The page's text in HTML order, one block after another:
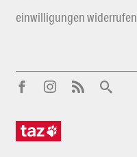
einwilligungen widerrufen